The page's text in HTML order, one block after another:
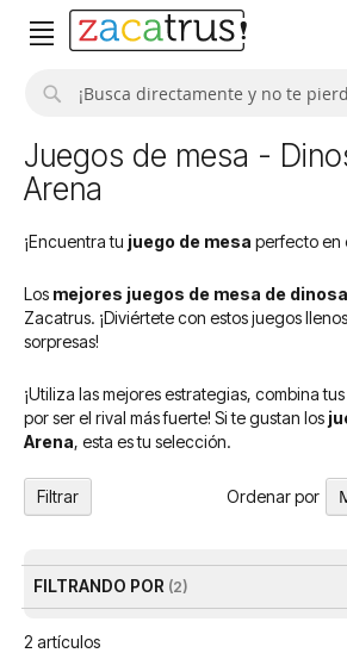
Juegos de mesa -
Arena
¡Encuentra tu juego de mesa perfecto en
Los mejores juegos de mesa de
Zacatrus. ¡Diviértete con estos juegos
sorpresas!
¡Utiliza las mejores estrategias, combina
por ser el rival más fuerte! Si te gustan los
Arena, esta es tu selección.
2 artículos
Ordenar por
Filtrar
FILTRANDO POR